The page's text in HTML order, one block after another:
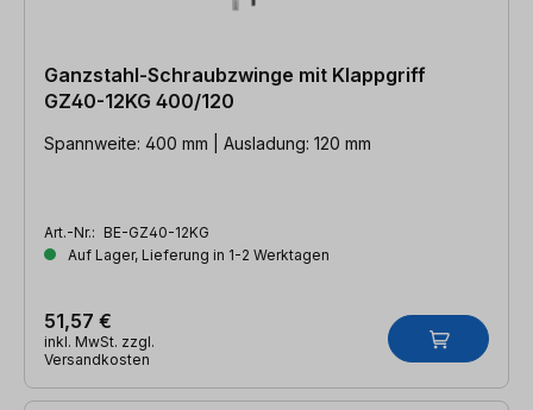
Ganzstahl-Schraubzwinge mit Klappgriff
GZ40-12KG 400/120
Spannweite: 400 mm | Ausladung: 120 mm
Art.-Nr.: BE-GZ40-12KG
Auf Lager, Lieferung in 1-2 Werktagen
51,57 €
inkl. MwSt. zzgl.
Versandkosten